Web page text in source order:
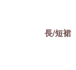
長/短裙